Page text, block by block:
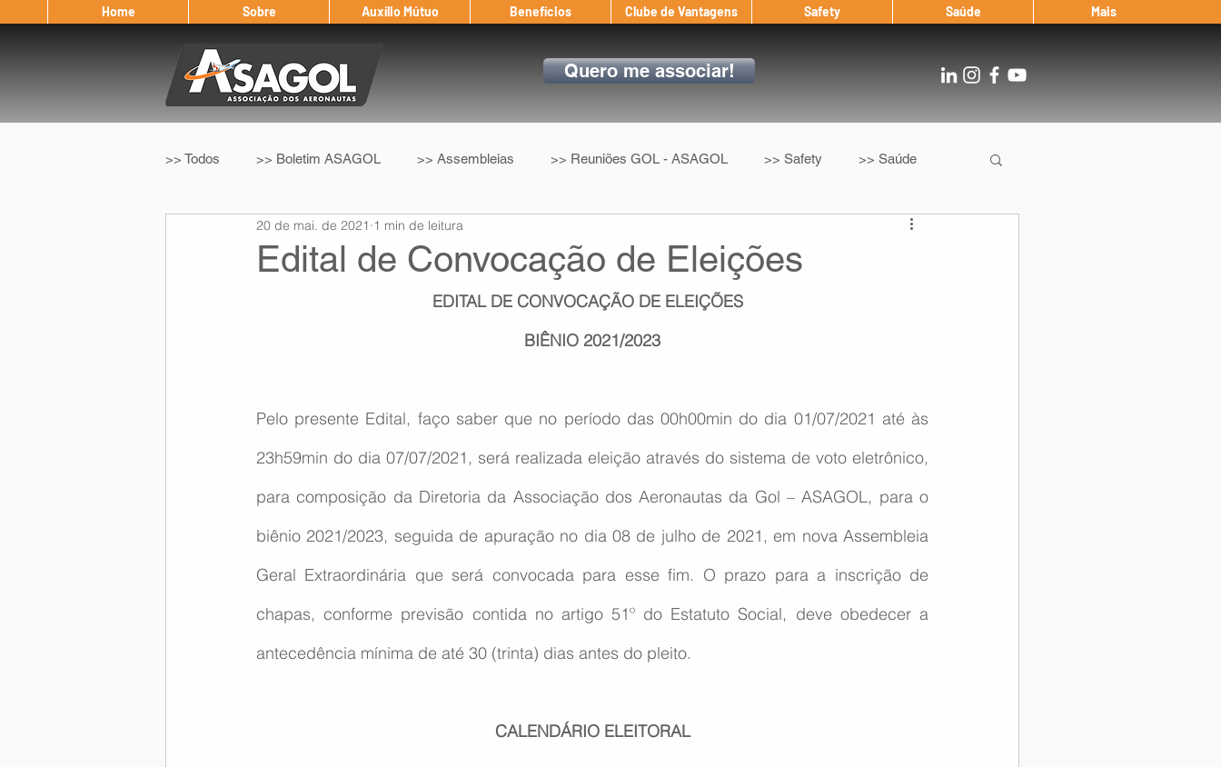
Home Sobre Auxílio Mútuo Benefícios Clube de Vantagens Safety Saúde Mais
Quero me associar!
>> Todos >> Boletim ASAGOL >> Assembleias >> Reuniões GOL - ASAGOL >> Safety >> Saúde
>> Legislação >> IFALPA >> Convenção Coletiva After Landing
Auxílio Mútuo Depoimentos Amigo da ASAGOL
Memória Aeronáutica
Edital de Convocação de Eleições
20 de mai. de 2021 1 min de leitura
EDITAL DE CONVOCAÇÃO DE ELEIÇÕES
BIÊNIO 2021/2023
Pelo presente Edital, faço saber que no período das 00h00min do dia 01/07/2021 até às
23h59min do dia 07/07/2021, será realizada eleição através do sistema de voto eletrônico,
para composição da Diretoria da Associação dos Aeronautas da Gol – ASAGOL, para o
biênio 2021/2023, seguida de apuração no dia 08 de julho de 2021, em nova Assembleia
Geral Extraordinária que será convocada para esse fim. O prazo para a inscrição de
chapas, conforme previsão contida no artigo 51º do Estatuto Social, deve obedecer a
antecedência mínima de até 30 (trinta) dias antes do pleito.
CALENDÁRIO ELEITORAL